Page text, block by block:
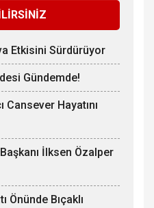
Etkisini Sürdürüyor
Gündemde!
Cansever Hayatını
İlksen Özalper
Önünde Bıçaklı